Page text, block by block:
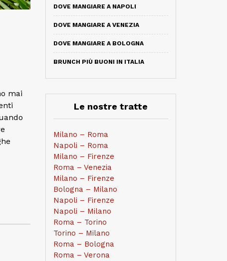
mai
DOVE MANGIARE A NAPOLI
DOVE MANGIARE A VENEZIA
DOVE MANGIARE A BOLOGNA
BRUNCH PIÙ BUONI IN ITALIA
Le nostre tratte
Milano – Roma
Napoli – Roma
Milano – Firenze
Roma – Venezia
Milano – Firenze
Bologna – Milano
Napoli – Firenze
Napoli – Milano
Roma – Torino
Torino – Milano
Roma – Bologna
Roma – Verona